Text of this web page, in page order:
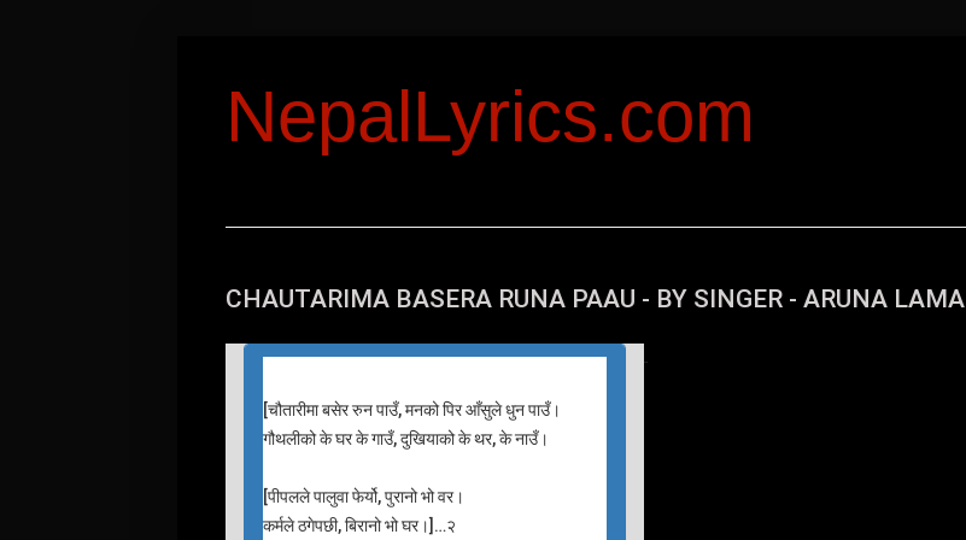
NepalLyrics.com
CHAUTARIMA BASERA RUNA PAAU - BY SINGER - ARUNA LAMA
[चौतारीमा बसेर रुन पाउँ, मनको पिर आँसुले धुन पाउँ।
गौथलीको के घर के गाउँ, दुखियाको के थर, के नाउँ।
[पीपलले पालुवा फेर्यो, पुरानो भो वर।
कर्मले ठगेपछी, बिरानो भो घर।]…२